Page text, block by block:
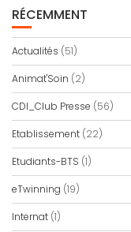
RÉCEMMENT
Actualités (51)
Animat'Soin (2)
CDI_Club Presse (56)
Etablissement (22)
Etudiants-BTS (1)
eTwinning (19)
Internat (1)